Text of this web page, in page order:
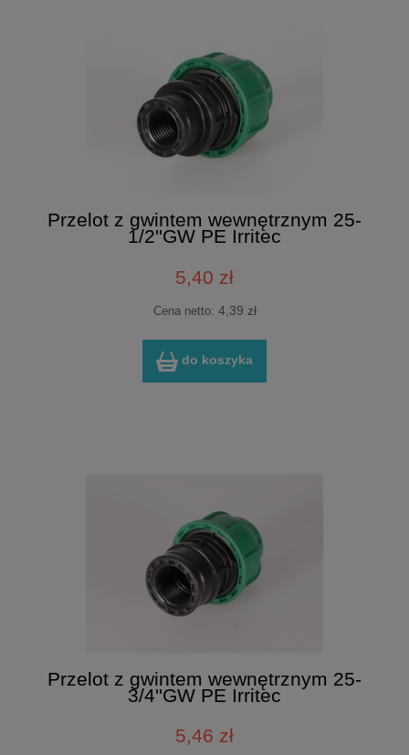
Przelot z gwintem wewnętrznym 25-
1/2''GW PE Irritec
5,40 zł
Cena netto: 4,39 zł
do koszyka
Przelot z gwintem wewnętrznym 25-
3/4''GW PE Irritec
5,46 zł